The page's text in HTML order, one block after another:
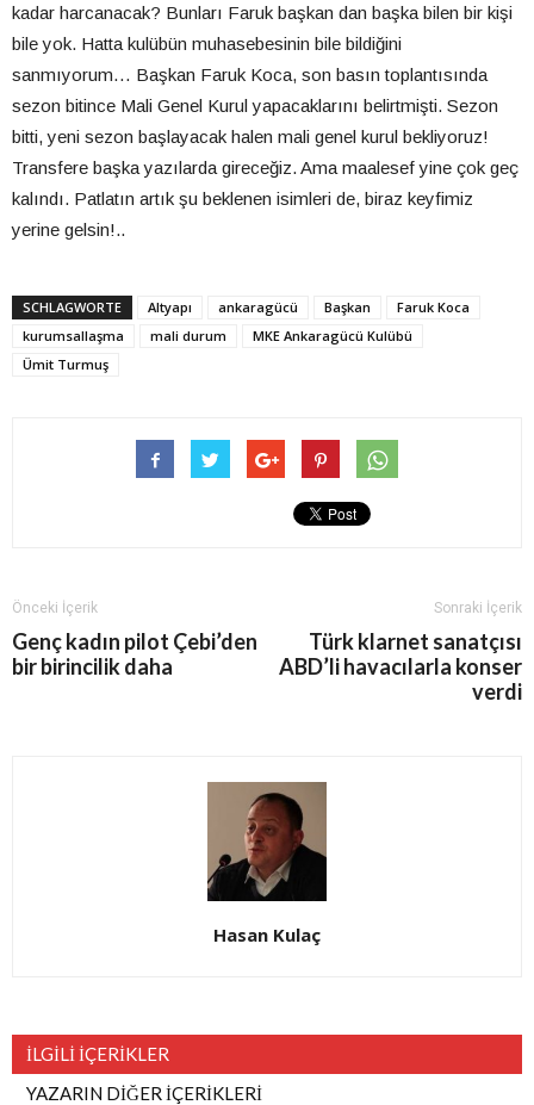
kadar harcanacak? Bunları Faruk başkan dan başka bilen bir kişi
bile yok. Hatta kulübün muhasebesinin bile bildiğini
sanmıyorum… Başkan Faruk Koca, son basın toplantısında
sezon bitince Mali Genel Kurul yapacaklarını belirtmişti. Sezon
bitti, yeni sezon başlayacak halen mali genel kurul bekliyoruz!
Transfere başka yazılarda gireceğiz. Ama maalesef yine çok geç
kalındı. Patlatın artık şu beklenen isimleri de, biraz keyfimiz
yerine gelsin!..
SCHLAGWORTE Altyapı ankaragücü Başkan
Faruk Koca
kurumsallaşma
mali durum
MKE Ankaragücü Kulübü
Ümit Turmuş
Önceki İçerik
Genç kadın pilot Çebi’den
bir birincilik daha
Sonraki İçerik
Türk klarnet sanatçısı
ABD’li havacılarla konser
verdi
Hasan Kulaç
İLGİLİ İÇERİKLER
YAZARIN DİĞER İÇERİKLERİ